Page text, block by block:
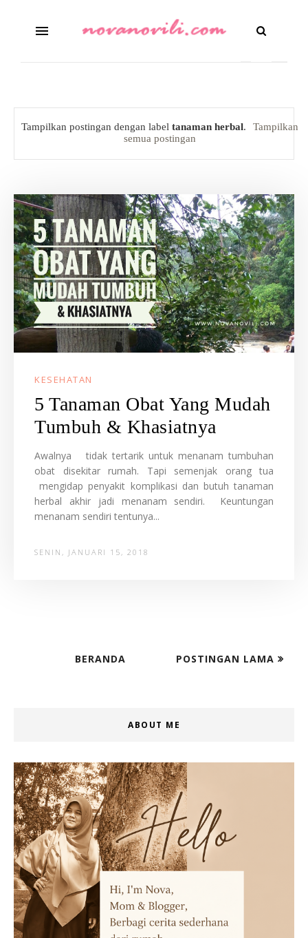
Tampilkan postingan dengan label tanaman herbal.
Tampilkan
semua postingan
KESEHATAN
5 Tanaman Obat Yang Mudah
Tumbuh & Khasiatnya
Awalnya tidak tertarik untuk menanam tumbuhan
obat disekitar rumah. Tapi semenjak orang tua
mengidap penyakit komplikasi dan butuh tanaman
herbal akhir jadi menanam sendiri. Keuntungan
menanam sendiri tentunya...
SENIN, JANUARI 15, 2018
POSTINGAN LAMA
BERANDA
ABOUT ME